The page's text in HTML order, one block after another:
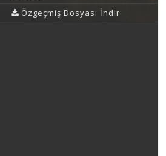
Özgeçmiş Dosyası İndir